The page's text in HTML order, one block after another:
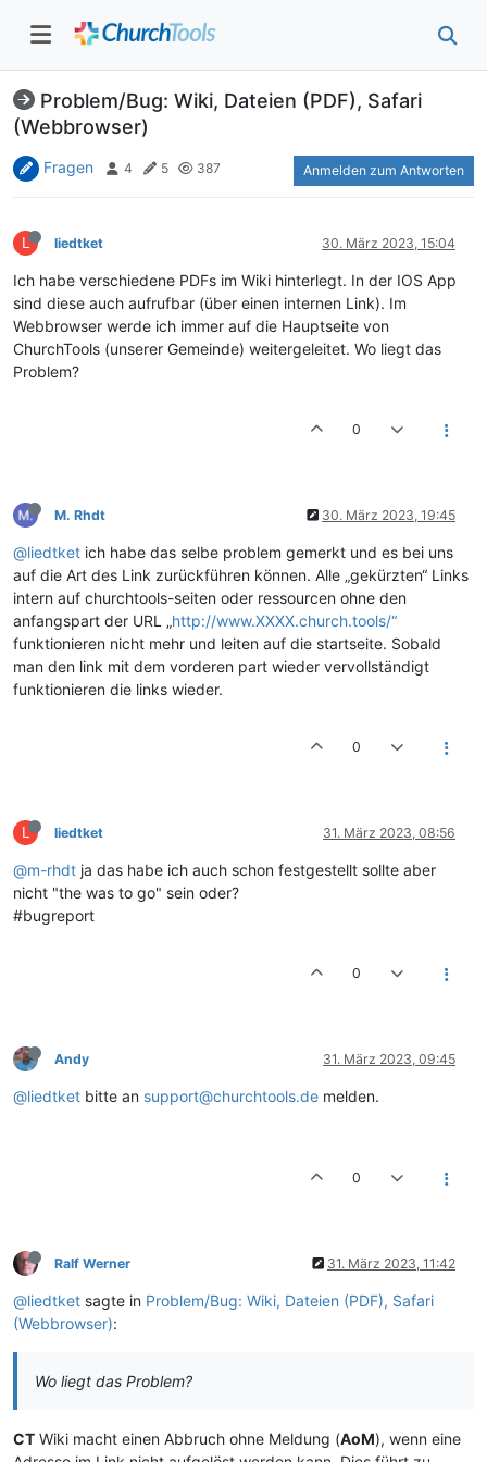
Problem/Bug: Wiki, Dateien (PDF), Safari
(Webbrowser)
Fragen 4 5 387 Anmelden zum Antworten
L liedtket 30. März 2023, 15:04
Ich habe verschiedene PDFs im Wiki hinterlegt. In der IOS App
sind diese auch aufrufbar (über einen internen Link). Im
Webbrowser werde ich immer auf die Hauptseite von
ChurchTools (unserer Gemeinde) weitergeleitet. Wo liegt das
Problem?
0
M. Rhdt 30. März 2023, 19:45
@liedtket ich habe das selbe problem gemerkt und es bei uns
auf die Art des Link zurückführen können. Alle „gekürzten“ Links
intern auf churchtools-seiten oder ressourcen ohne den
anfangspart der URL „http://www.XXXX.church.tools/“
funktionieren nicht mehr und leiten auf die startseite. Sobald
man den link mit dem vorderen part wieder vervollständigt
funktionieren die links wieder.
0
L liedtket 31. März 2023, 08:56
@m-rhdt ja das habe ich auch schon festgestellt sollte aber
nicht "the was to go" sein oder?
#bugreport
0
Andy 31. März 2023, 09:45
@liedtket bitte an support@churchtools.de melden.
0
Ralf Werner 31. März 2023, 11:42
@liedtket sagte in Problem/Bug: Wiki, Dateien (PDF), Safari
(Webbrowser):
Wo liegt das Problem?
CT Wiki macht einen Abbruch ohne Meldung (AoM), wenn eine